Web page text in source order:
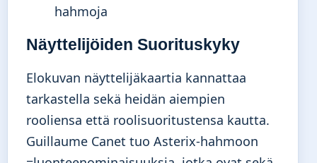
hahmoja
Näyttelijöiden Suorituskyky
Elokuvan näyttelijäkaartia kannattaa
tarkastella sekä heidän aiempien
rooliensa että roolisuoritustensa kautta.
Guillaume Canet tuo Asterix-hahmoon